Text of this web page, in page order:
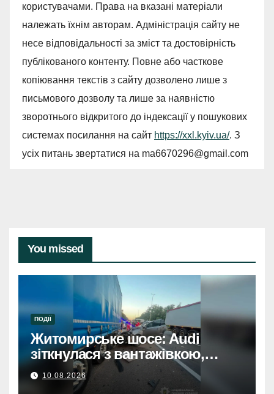
користувачами. Права на вказані матеріали
належать їхнім авторам. Адміністрація сайту не
несе відповідальності за зміст та достовірність
публікованого контенту. Повне або часткове
копіювання текстів з сайту дозволено лише з
письмового дозволу та лише за наявністю
зворотнього відкритого до індексації у пошукових
системах посилання на сайт https://xxl.kyiv.ua/. З
усіх питань звертатися на ma6670296@gmail.com
You missed
ПОДІЇ
Житомирське шосе: Audi
зіткнулася з вантажівкою,
трагічна загибель матері та
дитини.
10.08.2026